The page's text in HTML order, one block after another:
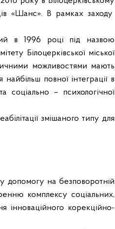
«Шанс». В рамках заходу
в 1996 році під назвою
Білоцерківської міської
можливостями мають
повної інтеграції в
соціально – психологічної
змішаного типу для
допомогу на безповоротній
комплексу соціальних,
інноваційного корекційно-